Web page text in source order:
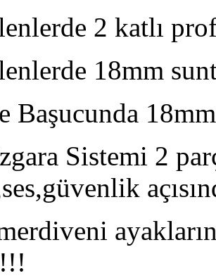
2 katlı
18mm
Başucunda
Sistemi 2